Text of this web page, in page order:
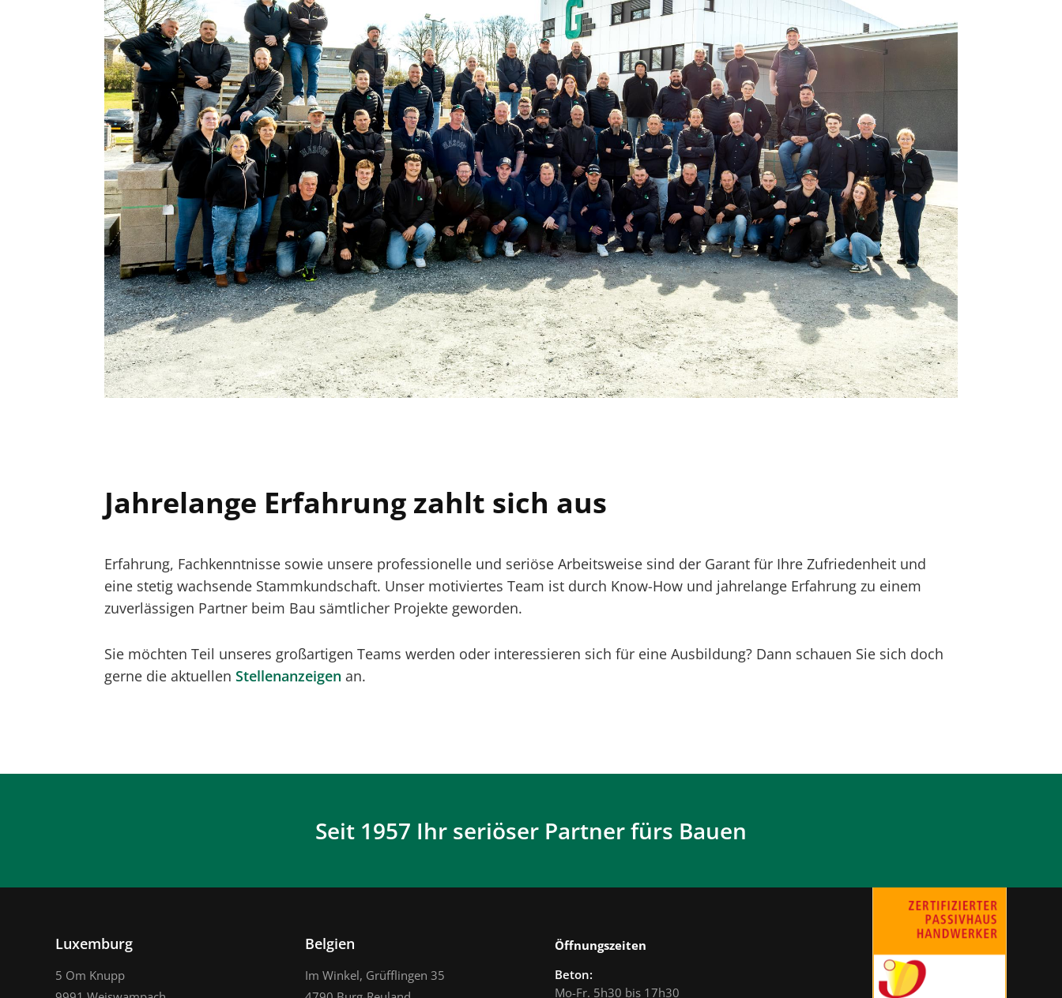
Jahrelange Erfahrung zahlt sich aus
Erfahrung, Fachkenntnisse sowie unsere professionelle und seriöse Arbeitsweise sind der Garant für Ihre Zufriedenheit und
eine stetig wachsende Stammkundschaft. Unser motiviertes Team ist durch Know-How und jahrelange Erfahrung zu einem
zuverlässigen Partner beim Bau sämtlicher Projekte geworden.
Sie möchten Teil unseres großartigen Teams werden oder interessieren sich für eine Ausbildung? Dann schauen Sie sich doch
gerne die aktuellen Stellenanzeigen an.
Seit 1957 Ihr seriöser Partner fürs Bauen
Luxemburg
5 Om Knupp
Belgien
Im Winkel, Grüfflingen 35
Öffnungszeiten
Beton:
Mo-Fr. 5h30 bis 17h30